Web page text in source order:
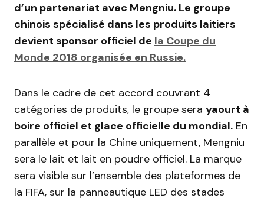
d’un partenariat avec Mengniu. Le groupe
chinois spécialisé dans les produits laitiers
devient sponsor officiel de la Coupe du
Monde 2018 organisée en Russie.
Dans le cadre de cet accord couvrant 4
catégories de produits, le groupe sera yaourt à
boire officiel et glace officielle du mondial. En
parallèle et pour la Chine uniquement, Mengniu
sera le lait et lait en poudre officiel. La marque
sera visible sur l’ensemble des plateformes de
la FIFA, sur la panneautique LED des stades